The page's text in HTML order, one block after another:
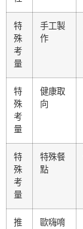
特
殊
考
量
手工製
作
特
殊
考
量
健康取
向
特
殊
考
量
特殊餐
點
推
歐嗨唷